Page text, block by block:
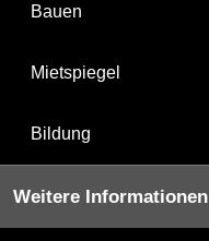
Bauen
Mietspiegel
Bildung
Weitere Informationen